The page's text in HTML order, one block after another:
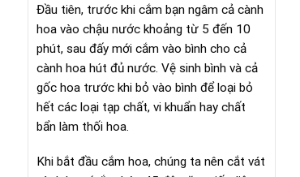
Đầu tiên, trước khi cắm bạn ngâm cả cành
hoa vào chậu nước khoảng từ 5 đến 10
phút, sau đấy mới cắm vào bình cho cả
cành hoa hút đủ nước. Vệ sinh bình và cả
gốc hoa trước khi bỏ vào bình để loại bỏ
hết các loại tạp chất, vi khuẩn hay chất
bẩn làm thối hoa.
Khi bắt đầu cắm hoa, chúng ta nên cắt vát